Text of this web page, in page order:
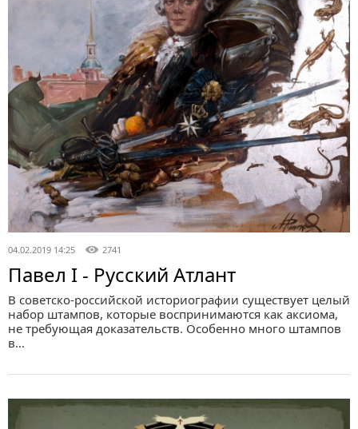
04.02.2019 14:25 2741
Павел I - Русский Атлант
В советско-российской историографии существует целый
набор штампов, которые воспринимаются как аксиома,
не требующая доказательств. Особенно много штампов
в…